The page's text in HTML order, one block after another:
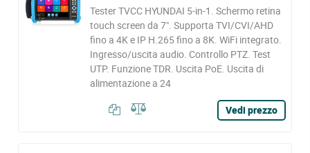
Tester TVCC HYUNDAI 5-in-1. Schermo retina
touch screen da 7". Supporta TVI/CVI/AHD
fino a 4K e IP H.265 fino a 8K. WiFi integrato.
Ingresso/uscita audio. Controllo PTZ. Test
UTP. Funzione TDR. Uscita PoE. Uscita di
alimentazione a 24
Vedi prezzo